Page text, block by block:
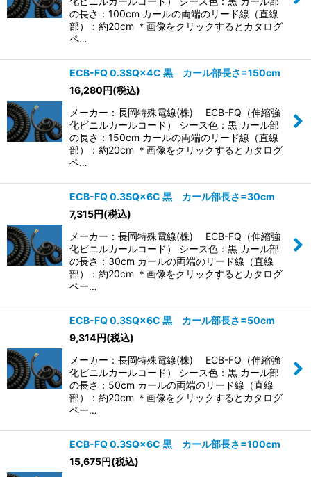
の長さ：100cm カールの両端のリード線（直線
部）：約20cm ＊画像をクリックするとカタログ
ペ…
ECB-FQ 0.3SQ×4C 黒 カール部長さ=150cm
16,280円(税込)
メーカー：長岡特殊電線(株) ECB-FQ（伸縮強
化ビニルカールコード） シース色：黒 カール部
の長さ：150cm カールの両端のリード線（直線
部）：約20cm ＊画像をクリックするとカタログ
ペ…
ECB-FQ 0.3SQ×6C 黒 カール部長さ=30cm
7,315円(税込)
メーカー：長岡特殊電線(株) ECB-FQ（伸縮強
化ビニルカールコード） シース色：黒 カール部
の長さ：30cm カールの両端のリード線（直線
部）：約20cm ＊画像をクリックするとカタログ
ペー…
ECB-FQ 0.3SQ×6C 黒 カール部長さ=50cm
9,314円(税込)
メーカー：長岡特殊電線(株) ECB-FQ（伸縮強
化ビニルカールコード） シース色：黒 カール部
の長さ：50cm カールの両端のリード線（直線
部）：約20cm ＊画像をクリックするとカタログ
ペー…
ECB-FQ 0.3SQ×6C 黒 カール部長さ=100cm
15,675円(税込)